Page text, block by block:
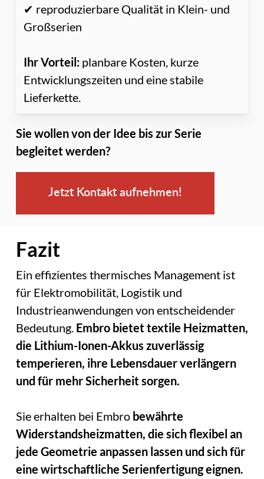
✔ reproduzierbare Qualität in Klein- und
Großserien
Ihr Vorteil: planbare Kosten, kurze
Entwicklungszeiten und eine stabile
Lieferkette.
Sie wollen von der Idee bis zur Serie
begleitet werden?
Jetzt Kontakt aufnehmen!
Fazit
Ein effizientes thermisches Management ist
für Elektromobilität, Logistik und
Industrieanwendungen von entscheidender
Bedeutung. Embro bietet textile Heizmatten,
die Lithium-Ionen-Akkus zuverlässig
temperieren, ihre Lebensdauer verlängern
und für mehr Sicherheit sorgen.
Sie erhalten bei Embro bewährte
Widerstandsheizmatten, die sich flexibel an
jede Geometrie anpassen lassen und sich für
eine wirtschaftliche Serienfertigung eignen.